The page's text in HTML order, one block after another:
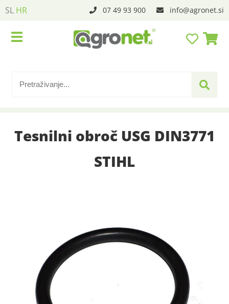
SL HR 07 49 93 900 info agronet.si
Tesnilni obroč USG DIN3771
STIHL